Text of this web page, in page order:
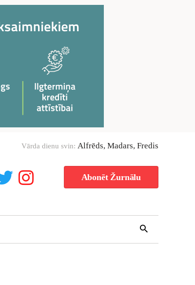
Vārda dienu svin: Alfrēds, Madars, Fredis
Abonēt Žurnālu